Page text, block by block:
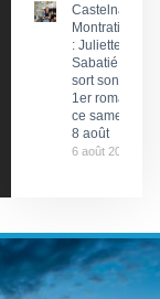
Castelnau-
Montratier
: Juliette
Sabatié
sort son
1er roman
ce samedi
8 août
6 août 2026